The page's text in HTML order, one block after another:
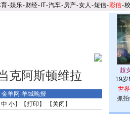
-娱乐-财经- IT-汽车-房产-女人 -短信-彩信-
克阿斯顿维拉
羊网-羊城晚报
中 小】【打印 】 【 关闭 】
19岁
世
抓